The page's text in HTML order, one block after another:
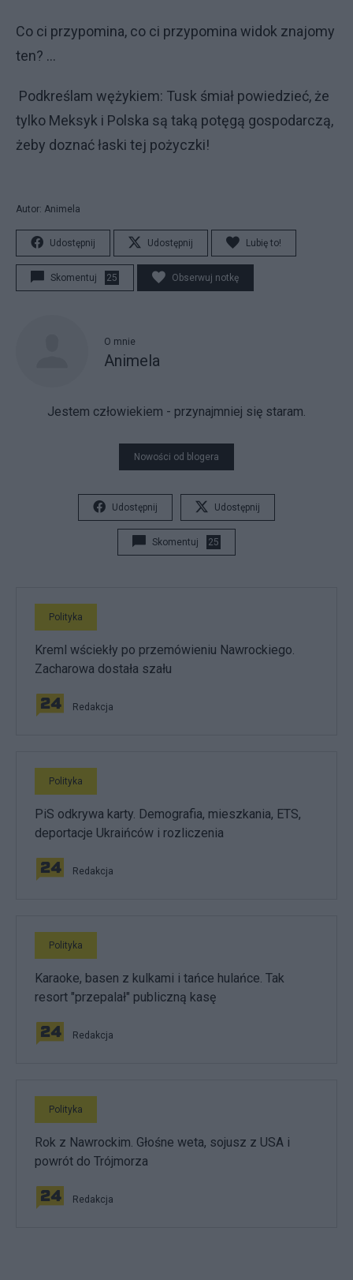
Co ci przypomina, co ci przypomina widok znajomy
ten? ...
Podkreślam wężykiem: Tusk śmiał powiedzieć, że
tylko Meksyk i Polska są taką potęgą gospodarczą,
żeby doznać łaski tej pożyczki!
Autor: Animela
Udostępnij Udostępnij Lubię to!
Skomentuj 25 Obserwuj notkę
O mnie
Animela
Jestem człowiekiem - przynajmniej się staram.
Nowości od blogera
Udostępnij Udostępnij
Skomentuj 25
Polityka
Kreml wściekły po przemówieniu Nawrockiego.
Zacharowa dostała szału
Redakcja
Polityka
PiS odkrywa karty. Demografia, mieszkania, ETS,
deportacje Ukraińców i rozliczenia
Redakcja
Polityka
Karaoke, basen z kulkami i tańce hulańce. Tak
resort "przepalał" publiczną kasę
Redakcja
Polityka
Rok z Nawrockim. Głośne weta, sojusz z USA i
powrót do Trójmorza
Redakcja